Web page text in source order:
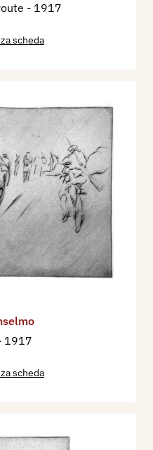
- 1917
scheda
1917
scheda